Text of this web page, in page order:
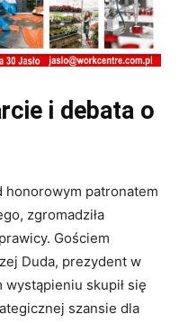
i debata o
honorowym patronatem
zgromadziła
Gościem
Duda, prezydent w
skupił się
szansie dla